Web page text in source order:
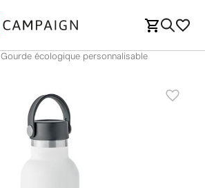
Gourde écologique personnalisable